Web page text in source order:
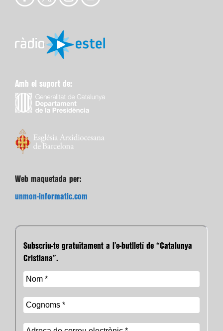
Amb el suport de:
Web maquetada per:
unmon-informatic.com
Subscriu-te gratuïtament a l’e-butlletí de “Catalunya
Cristiana”.